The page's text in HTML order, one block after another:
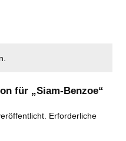
für „Siam-Benzoe“
Erforderliche